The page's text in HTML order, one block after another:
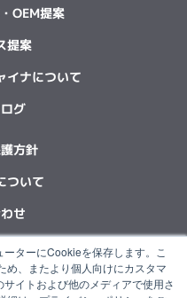
ターにCookieを保存します。こ
、またより個人向けにカスタマ
イトおよび他のメディアで使用さ
OEM提案
提案
イナについて
グ
方針
ついて
せ
Y
o
u
I
n
s
I
n
s